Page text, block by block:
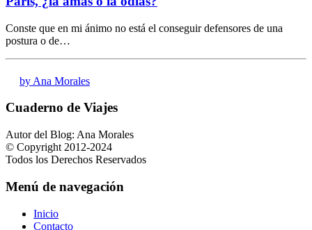
Conste que en mi ánimo no está el conseguir defensores de una
postura o de…
by Ana Morales
Cuaderno de Viajes
Autor del Blog: Ana Morales
© Copyright 2012-2024
Todos los Derechos Reservados
Menú de navegación
Inicio
Contacto